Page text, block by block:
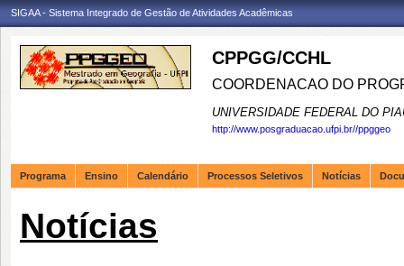
SIGAA - Sistema Integrado de Gestão de Atividades Acadêmicas
CPPGG/CCHL
COORDENACAO DO
UNIVERSIDADE FEDERAL DO
http://www.posgraduacao.ufpi.br//ppggeo
Programa Ensino Calendário Processos Seletivos Notícias
Notícias